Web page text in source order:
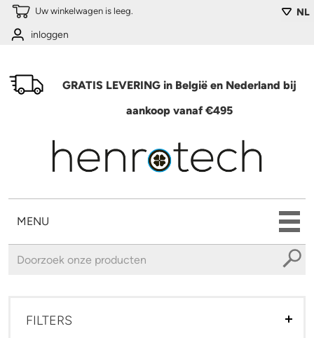
Overslaan en naar de algemene inhoud gaan NL
Uw winkelwagen is leeg.
inloggen
GRATIS LEVERING in België en Nederland bij
aankoop vanaf €495
MENU
FILTERS